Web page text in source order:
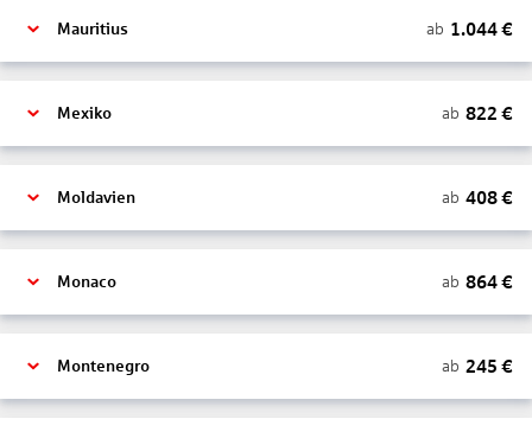
Mauritius ab 1.044€
Mexiko ab 822 €
Moldavien ab 408€
Monaco ab 864€
Montenegro ab 245 €